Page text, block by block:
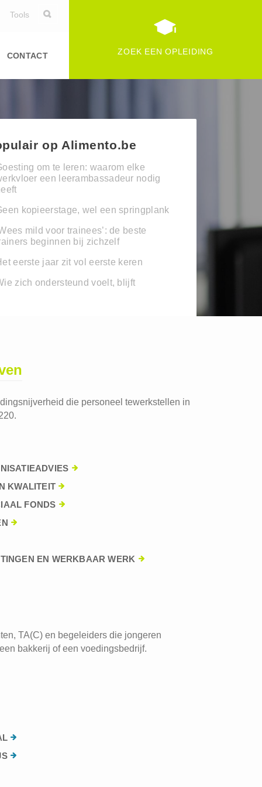
Tools
CONTACT ZOEK EEN OPLEIDING
op Alimento.be
om te leren: waarom elke
een leerambassadeur nodig
kopieerstage, wel een springplank
mild voor trainees’: de beste
beginnen bij zichzelf
eerste jaar zit vol eerste keren
zich ondersteund voelt, blijft
die personeel tewerkstellen in
KWALITEIT
FONDS
EN WERKBAAR WERK
TA(C) en begeleiders die jongeren
bakkerij of een voedingsbedrijf.